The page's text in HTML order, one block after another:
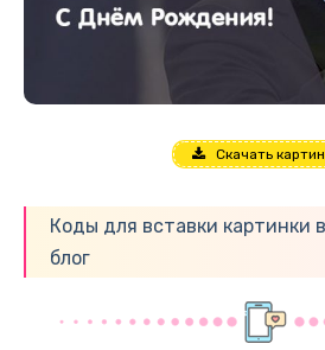
Скачать
Коды для вставки картинки
блог